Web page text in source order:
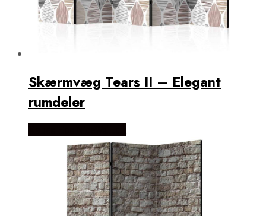
Skærmvæg Tears II – Elegant
rumdeler